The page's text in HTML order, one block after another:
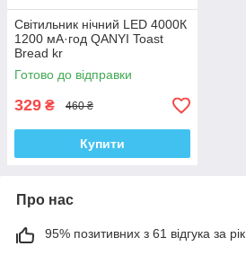
Світильник нічний LED 4000К
1200 мА·год QANYI Toast
Bread kr
Готово до відправки
329 ₴ 460 ₴
Купити
Про нас
95% позитивних з 61 відгука за рік